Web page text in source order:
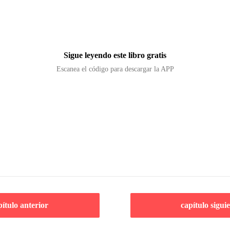
Sigue leyendo este libro gratis
Escanea el código para descargar la APP
anterior capítulo